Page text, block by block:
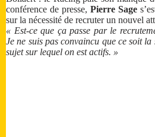
conférence de presse, Pierre Sage
sur la nécessité de recruter un nouvel
« Est-ce que ça passe par le
Je ne suis pas convaincu que ce soit la
sujet sur lequel on est actifs. »